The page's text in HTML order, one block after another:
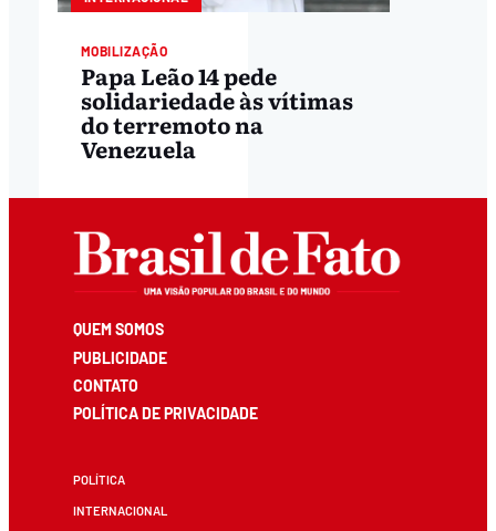
MOBILIZAÇÃO
Papa Leão 14 pede
solidariedade às vítimas
do terremoto na
Venezuela
QUEM SOMOS
PUBLICIDADE
CONTATO
POLÍTICA DE PRIVACIDADE
POLÍTICA
INTERNACIONAL